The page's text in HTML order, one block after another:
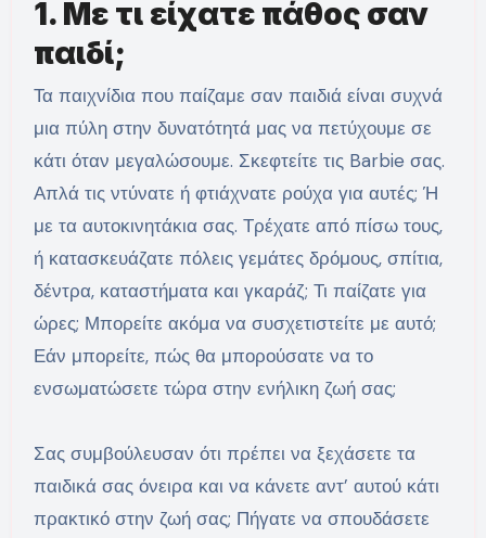
1. Με τι είχατε πάθος σαν
παιδί;
Τα παιχνίδια που παίζαμε σαν παιδιά είναι συχνά
μια πύλη στην δυνατότητά μας να πετύχουμε σε
κάτι όταν μεγαλώσουμε. Σκεφτείτε τις Barbie σας.
Απλά τις ντύνατε ή φτιάχνατε ρούχα για αυτές; Ή
με τα αυτοκινητάκια σας. Τρέχατε από πίσω τους,
ή κατασκευάζατε πόλεις γεμάτες δρόμους, σπίτια,
δέντρα, καταστήματα και γκαράζ; Τι παίζατε για
ώρες; Μπορείτε ακόμα να συσχετιστείτε με αυτό;
Εάν μπορείτε, πώς θα μπορούσατε να το
ενσωματώσετε τώρα στην ενήλικη ζωή σας;
Σας συμβούλευσαν ότι πρέπει να ξεχάσετε τα
παιδικά σας όνειρα και να κάνετε αντ’ αυτού κάτι
πρακτικό στην ζωή σας; Πήγατε να σπουδάσετε